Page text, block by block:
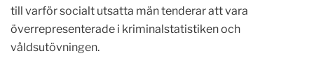
till varför socialt utsatta män tenderar att vara
överrepresenterade i kriminalstatistiken och
våldsutövningen.